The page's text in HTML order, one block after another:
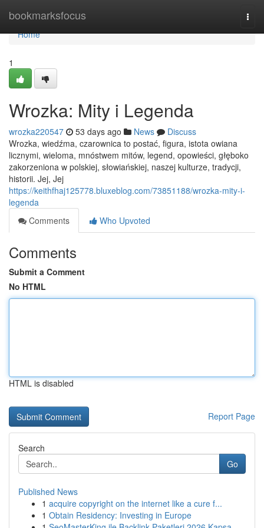
bookmarksfocus
Home
Home
1
Wrozka: Mity i Legenda
wrozka220547 53 days ago News
Discuss
Wrozka, wiedźma, czarownica to postać, figura, istota owiana
licznymi, wieloma, mnóstwem mitów, legend, opowieści, głęboko
zakorzeniona w polskiej, słowiańskiej, naszej kulturze, tradycji,
historii. Jej, Jej
https://keithfhaj125778.bluxeblog.com/73851188/wrozka-mity-i-
legenda
Comments
Who Upvoted
Comments
Submit a Comment
No HTML
HTML is disabled
Report Page
Search
Go
Published News
1 acquire copyright on the internet like a cure f...
1 Obtain Residency: Investing in Europe